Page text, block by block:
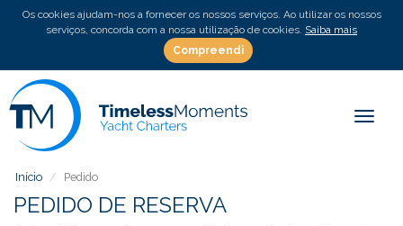
Os cookies ajudam-nos a fornecer os nossos serviços. Ao utilizar os nossos
serviços, concorda com a nossa utilização de cookies. Saiba mais
Compreendi
Início Pedido
PEDIDO DE RESERVA